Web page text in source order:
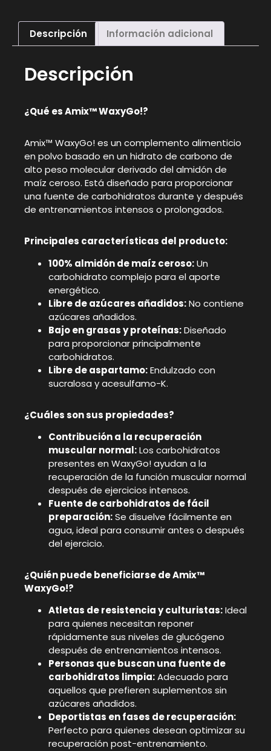
Descripción Información adicional
Descripción
¿Qué es Amix™ WaxyGo!?
Amix™ WaxyGo! es un complemento alimenticio
en polvo basado en un hidrato de carbono de
alto peso molecular derivado del almidón de
maíz ceroso. Está diseñado para proporcionar
una fuente de carbohidratos durante y después
de entrenamientos intensos o prolongados.
Principales características del producto:
100% almidón de maíz ceroso:Un
carbohidrato complejo para el aporte
energético.
Libre de azúcares añadidos:No contiene
azúcares añadidos.
Bajo en grasas y proteínas:Diseñado
para proporcionar principalmente
carbohidratos.
Libre de aspartamo:Endulzado con
sucralosa y acesulfamo-K.
¿Cuáles son sus propiedades?
Contribución a la recuperación
muscular normal:Los carbohidratos
presentes en WaxyGo! ayudan a la
recuperación de la función muscular normal
después de ejercicios intensos.
Fuente de carbohidratos de fácil
preparación:Se disuelve fácilmente en
agua, ideal para consumir antes o después
del ejercicio.
¿Quién puede beneficiarse de Amix™
WaxyGo!?
Atletas de resistencia y culturistas:Ideal
para quienes necesitan reponer
rápidamente sus niveles de glucógeno
después de entrenamientos intensos.
Personas que buscan una fuente de
carbohidratos limpia:Adecuado para
aquellos que prefieren suplementos sin
azúcares añadidos.
Deportistas en fases de recuperación:
Perfecto para quienes desean optimizar su
recuperación post-entrenamiento.